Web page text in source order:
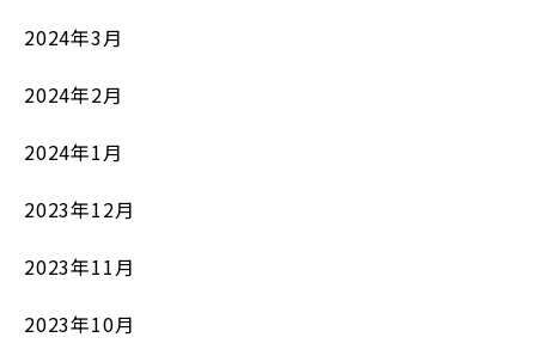
2024年3月
2024年2月
2024年1月
2023年12月
2023年11月
2023年10月